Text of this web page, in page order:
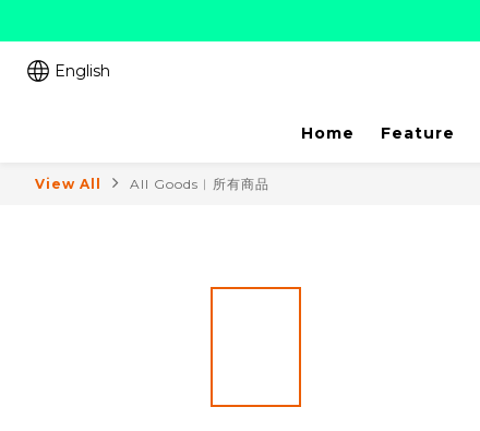
English
Home Feature
View All All Goods︱所有商品